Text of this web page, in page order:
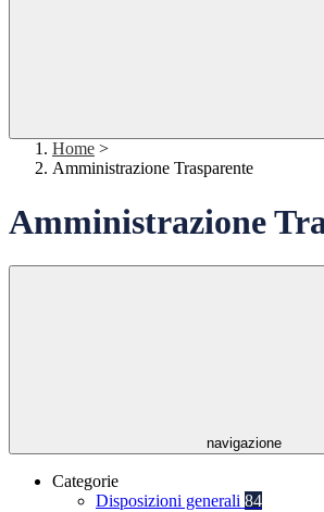
Home >
Amministrazione Trasparente
Amministrazione
navigazione
Categorie
Disposizioni generali 84